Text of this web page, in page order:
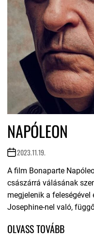
NAPÓLEON
2023.11.19.
A film Bonaparte
császárrá válásának
megjelenik a feleségével
Josephine-nel való,